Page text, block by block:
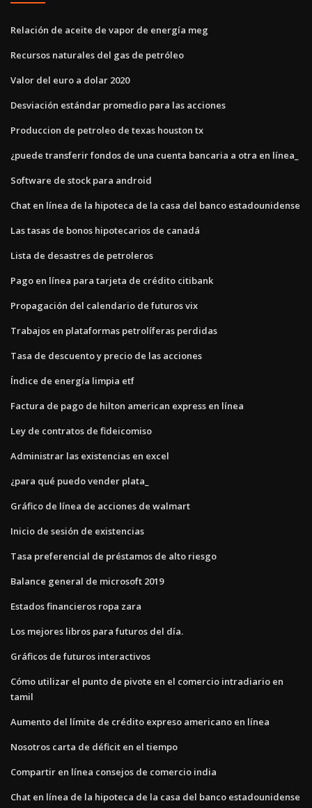
Relación de aceite de vapor de energía meg
Recursos naturales del gas de petróleo
Valor del euro a dolar 2020
Desviación estándar promedio para las acciones
Produccion de petroleo de texas houston tx
¿puede transferir fondos de una cuenta bancaria a otra en línea_
Software de stock para android
Chat en línea de la hipoteca de la casa del banco estadounidense
Las tasas de bonos hipotecarios de canadá
Lista de desastres de petroleros
Pago en línea para tarjeta de crédito citibank
Propagación del calendario de futuros vix
Trabajos en plataformas petrolíferas perdidas
Tasa de descuento y precio de las acciones
Índice de energía limpia etf
Factura de pago de hilton american express en línea
Ley de contratos de fideicomiso
Administrar las existencias en excel
¿para qué puedo vender plata_
Gráfico de línea de acciones de walmart
Inicio de sesión de existencias
Tasa preferencial de préstamos de alto riesgo
Balance general de microsoft 2019
Estados financieros ropa zara
Los mejores libros para futuros del día.
Gráficos de futuros interactivos
Cómo utilizar el punto de pivote en el comercio intradiario en
tamil
Aumento del límite de crédito expreso americano en línea
Nosotros carta de déficit en el tiempo
Compartir en línea consejos de comercio india
Chat en línea de la hipoteca de la casa del banco estadounidense